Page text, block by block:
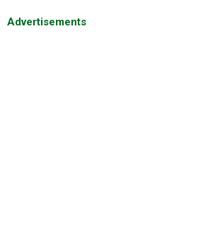
Advertisements